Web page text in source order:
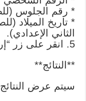
* رقم الجلوس
* تاريخ الميلاد
الثاني الإعدادي).
5. انقر على زر “إرسال”.
**النتائج**
سيتم عرض